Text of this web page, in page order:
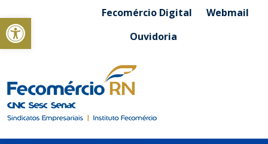
Abrir a barra de ferramentasFecomércio Digital
Webmail
Ouvidoria